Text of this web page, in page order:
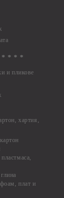
* * *
и пликове
хартия,
плат и